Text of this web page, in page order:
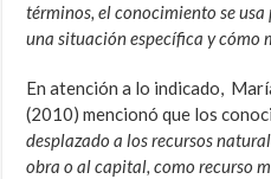
términos, el conocimiento se
una situación específica y cómo
En atención a lo indicado,
(2010) mencionó que los
desplazado a los recursos
obra o al capital, como recurso